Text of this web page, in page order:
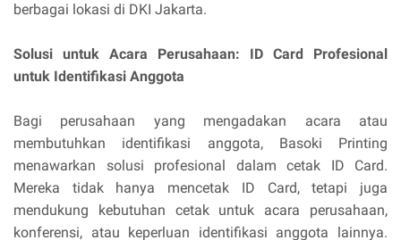
berbagai lokasi di DKI Jakarta.
Solusi untuk Acara Perusahaan: ID Card Profesional
untuk Identifikasi Anggota
Bagi perusahaan yang mengadakan acara atau
membutuhkan identifikasi anggota, Basoki Printing
menawarkan solusi profesional dalam cetak ID Card.
Mereka tidak hanya mencetak ID Card, tetapi juga
mendukung kebutuhan cetak untuk acara perusahaan,
konferensi, atau keperluan identifikasi anggota lainnya.